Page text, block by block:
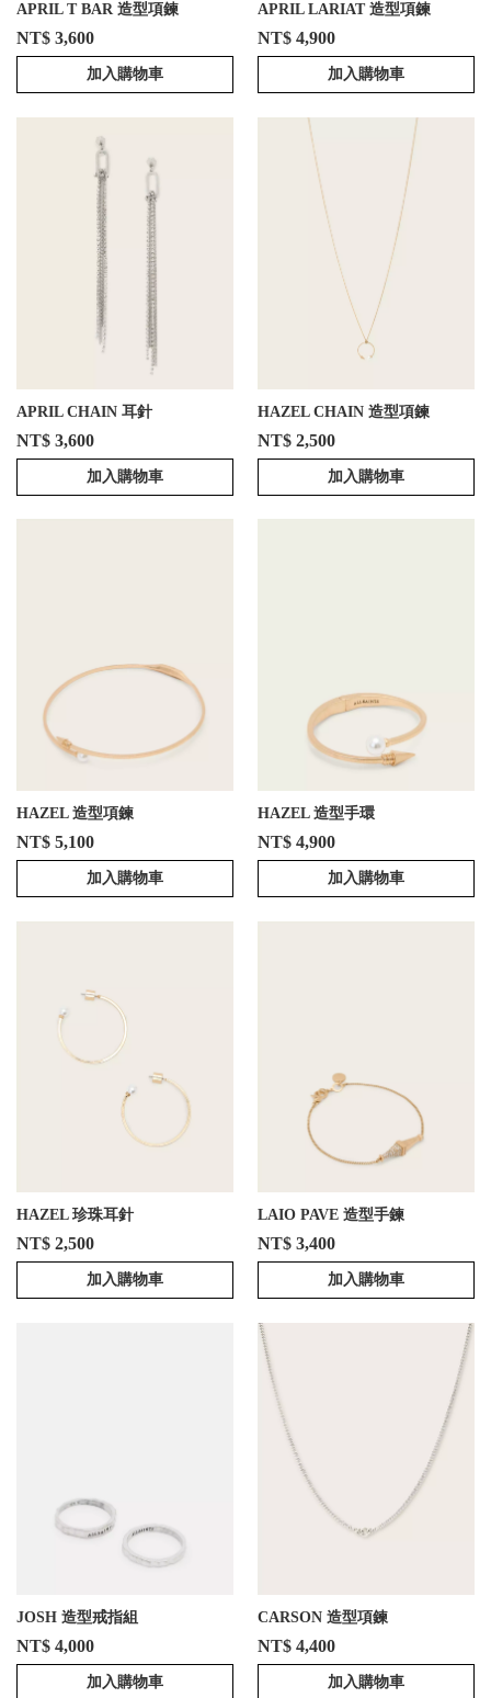
APRIL T BAR 造型項鍊
NT$ 3,600
加入購物車
APRIL LARIAT 造型項鍊
NT$ 4,900
加入購物車
APRIL CHAIN 耳針
NT$ 3,600
加入購物車
HAZEL CHAIN 造型項鍊
NT$ 2,500
加入購物車
HAZEL 造型項鍊
NT$ 5,100
加入購物車
HAZEL 造型手環
NT$ 4,900
加入購物車
HAZEL 珍珠耳針
NT$ 2,500
加入購物車
LAIO PAVE 造型手鍊
NT$ 3,400
加入購物車
JOSH 造型戒指組
NT$ 4,000
加入購物車
CARSON 造型項鍊
NT$ 4,400
加入購物車